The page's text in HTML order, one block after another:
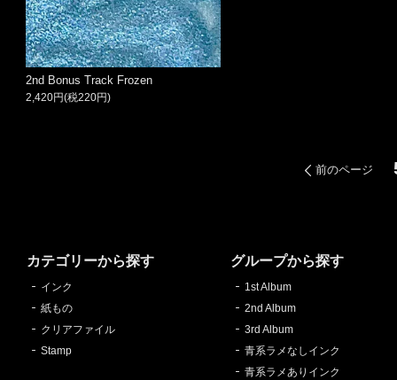
2nd Bonus Track Frozen
2,420円(税220円)
前のページ
カテゴリーから探す
インク
紙もの
クリアファイル
Stamp
グループから探す
1st Album
2nd Album
3rd Album
青系ラメなしインク
青系ラメありインク